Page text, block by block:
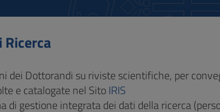
dei Dottorandi su riviste scientifiche, per
e catalogate nel SitoIRIS
di gestione integrata dei dati della ricerca